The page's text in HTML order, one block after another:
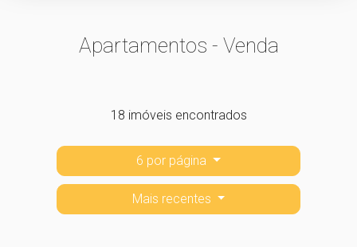
Apartamentos - Venda
18 imóveis encontrados
6 por página
Mais recentes